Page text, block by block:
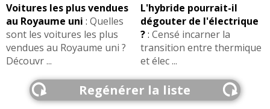
12/20 2.0 TDI 150 ch 45000kms 2013 fr(2
15/20
2.0 TDI 150 ch boite manu, 52000km
(0 )
18/20
2.0 TDI 150 ch 12000 km 2014 fr dsg6
Voitures les plus vendues
au Royaume uni : Quelles
sont les voitures les plus
vendues au Royaume uni ?
Découvr ...
L'hybride pourrait-il
dégouter de l'électrique
?: Censé incarner la
transition entre thermique
et élec ...
Regénérer la liste